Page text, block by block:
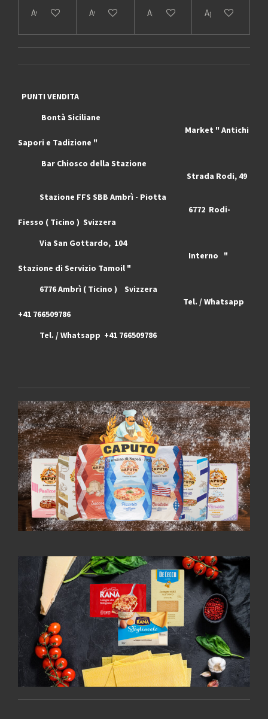
Avvisami quando disponibileAvvisami quando disponibile
Aggiungi al carrelloAggiungi al
PUNTI VENDITA
Bontà Siciliane
Market " Antichi
Sapori e Tadizione "
Bar Chiosco della Stazione
Strada Rodi, 49
Stazione FFS SBB Ambrì - Piotta
6772 Rodi-
Fiesso ( Ticino ) Svizzera
Via San Gottardo, 104
Interno "
Stazione di Servizio Tamoil "
6776 Ambrì ( Ticino ) Svizzera
Tel. / Whatsapp
+41 766509786
Tel. / Whatsapp +41 766509786